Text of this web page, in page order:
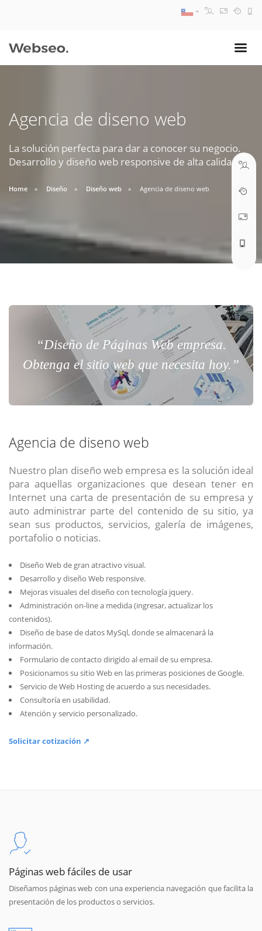
Agencia de diseno web
La solución perfecta para dar a conocer su negocio.
Desarrollo y diseño web responsive de alta calidad.
Home Diseño Diseño web Agencia de diseno web
“Diseño de Páginas Web empresa.
Obtenga el sitio web que necesita hoy.”
Agencia de diseno web
Nuestro plan diseño web empresa es la solución ideal
para aquellas organizaciones que desean tener en
Internet una carta de presentación de su empresa y
auto administrar parte del contenido de su sitio, ya
sean sus productos, servicios, galería de imágenes,
portafolio o noticias.
Diseño Web de gran atractivo visual.
Desarrollo y diseño Web responsive.
Mejoras visuales del diseño con tecnología jquery.
Administración on-line a medida (ingresar, actualizar los
contenidos).
Diseño de base de datos MySql, donde se almacenará la
información.
Formulario de contacto dirigido al email de su empresa.
Posicionamos su sitio Web en las primeras posiciones de Google.
Servicio de Web Hosting de acuerdo a sus necesidades.
Consultoría en usabilidad.
Atención y servicio personalizado.
Solicitar cotización ↗
Páginas web fáciles de usar
Diseñamos páginas web con una experiencia navegación que facilita la
presentación de los productos o servicios.
09:30 AM A 18:30 PM
soporte@webseo.cl